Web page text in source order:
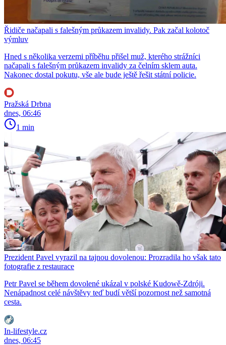
Řidiče načapali s falešným průkazem invalidy. Pak začal kolotoč
výmluv
Hned s několika verzemi příběhu přišel muž, kterého strážníci
načapali s falešným průkazem invalidy za čelním sklem auta.
Nakonec dostal pokutu, vše ale bude ještě řešit státní policie.
Pražská Drbna
dnes, 06:46
1 min
Prezident Pavel vyrazil na tajnou dovolenou: Prozradila ho však tato
fotografie z restaurace
Petr Pavel se během dovolené ukázal v polské Kudowě-Zdróji.
Nenápadnost celé návštěvy teď budí větší pozornost než samotná
cesta.
In-lifestyle.cz
dnes, 06:45